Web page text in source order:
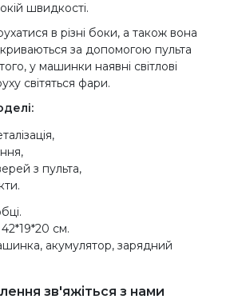
швидкості.
в різні боки, а також вона
за допомогою пульта
у машинки наявні світлові
світяться фари.
з пульта,
см.
акумулятор, зарядний
зв'яжіться з нами